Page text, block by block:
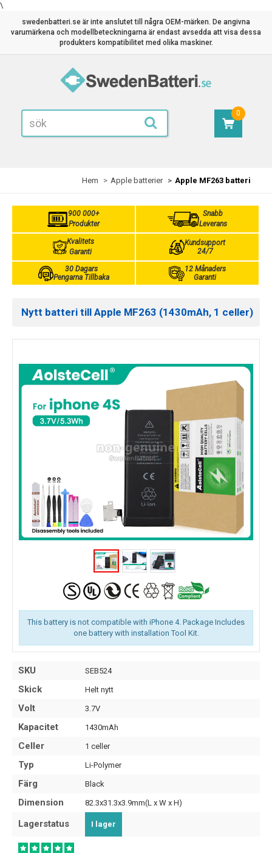
\
swedenbatteri.se är inte anslutet till några OEM-märken. De angivna
varumärkena och modellbeteckningarna är endast avsedda att visa dessa
produkters kompatibilitet med olika maskiner.
0
Hem Apple batterier Apple MF263 batteri
900 000+
Produkter
Snabb
Leverans
Kvalitets
Garanti
Kundsupport
24/7
30 Dagars
Pengarna Tillbaka
12 Månaders
Garanti
Nytt batteri till Apple MF263 (1430mAh, 1 celler)
This battery is not compatible with iPhone 4. Package Includes
one battery with installation Tool Kit.
SKU SEB524
Skick Helt nytt
Volt 3.7V
Kapacitet 1430mAh
Celler 1 celler
Typ Li-Polymer
Färg Black
Dimension 82.3x31.3x3.9mm(L x W x H)
Lagerstatus I lager